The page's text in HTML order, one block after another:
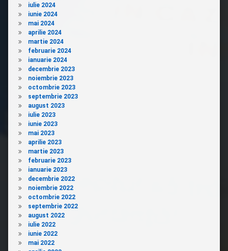
iulie 2024
iunie 2024
mai 2024
aprilie 2024
martie 2024
februarie 2024
ianuarie 2024
decembrie 2023
noiembrie 2023
octombrie 2023
septembrie 2023
august 2023
iulie 2023
iunie 2023
mai 2023
aprilie 2023
martie 2023
februarie 2023
ianuarie 2023
decembrie 2022
noiembrie 2022
octombrie 2022
septembrie 2022
august 2022
iulie 2022
iunie 2022
mai 2022